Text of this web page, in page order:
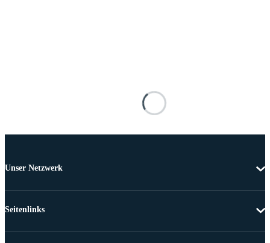
Unser Netzwerk
Seitenlinks